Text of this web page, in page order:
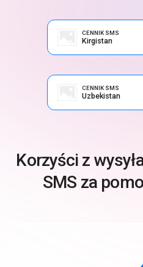
CENNIK SMS
Kirgistan
CENNIK SMS
Uzbekistan
Korzyści z
SMS za